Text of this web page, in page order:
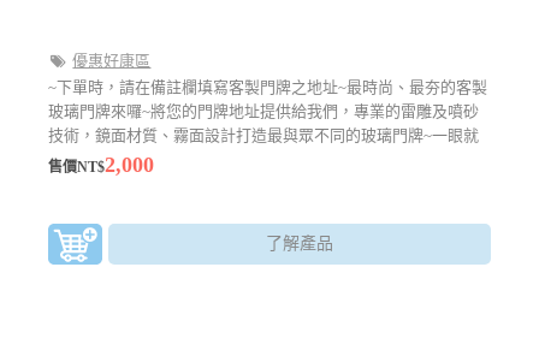
優惠好康區
~下單時，請在備註欄填寫客製門牌之地址~最時尚、最夯的客製
玻璃門牌來囉~將您的門牌地址提供給我們，專業的雷雕及噴砂
技術，鏡面材質、霧面設計打造最與眾不同的玻璃門牌~一眼就
能辨識的客製化商品
售價NT$2,000
了解產品